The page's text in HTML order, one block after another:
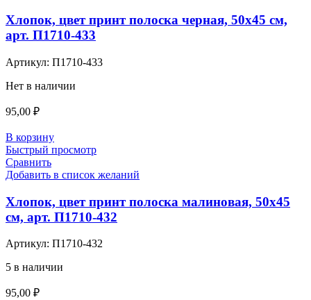
Хлопок, цвет принт полоска черная, 50х45 см,
арт. П1710-433
Артикул: П1710-433
Нет в наличии
95,00 ₽
В корзину
Быстрый просмотр
Сравнить
Добавить в список желаний
Хлопок, цвет принт полоска малиновая, 50х45
см, арт. П1710-432
Артикул: П1710-432
5 в наличии
95,00 ₽